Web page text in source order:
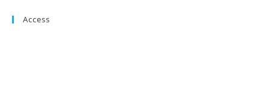
Access